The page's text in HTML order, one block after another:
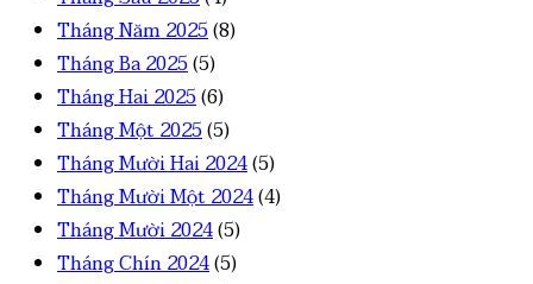
Tháng Năm 2025(8)
Tháng Ba 2025(5)
Tháng Hai 2025(6)
Tháng Một 2025(5)
Tháng Mười Hai 2024(5)
Tháng Mười Một 2024(4)
Tháng Mười 2024(5)
Tháng Chín 2024(5)